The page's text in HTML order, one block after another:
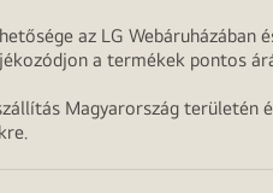
az LG
a termékek pontos
Magyarország